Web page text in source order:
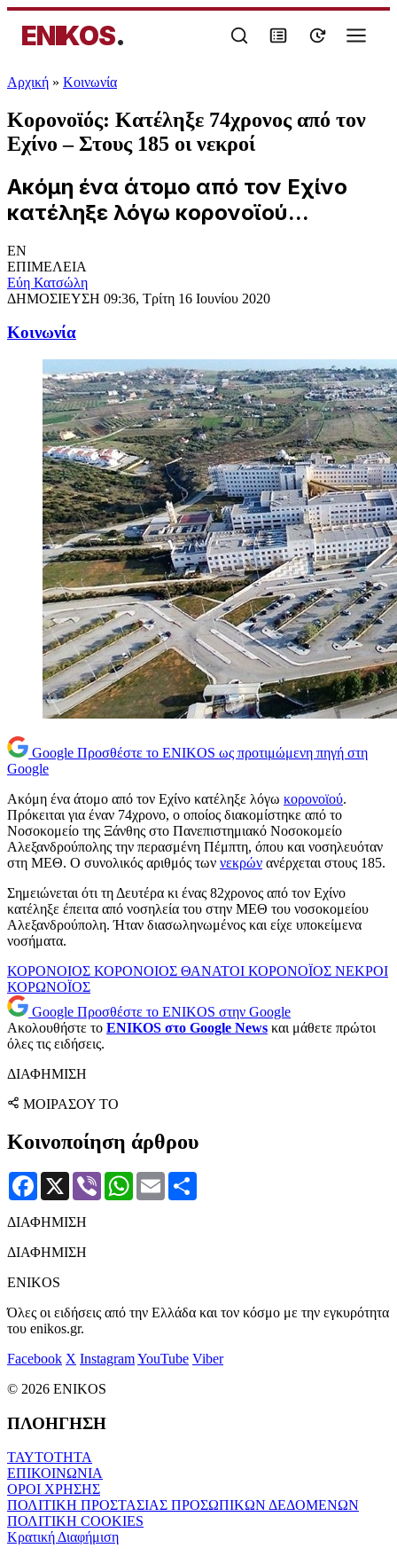
ENIKOS.
Αρχική » Κοινωνία
Κορονοϊός: Κατέληξε 74χρονος από τον
Εχίνο – Στους 185 οι νεκροί
Ακόμη ένα άτομο από τον Εχίνο
κατέληξε λόγω κορονοϊού...
EN
ΕΠΙΜΕΛΕΙΑ
Εύη Κατσώλη
ΔΗΜΟΣΙΕΥΣΗ 09:36, Τρίτη 16 Ιουνίου 2020
Κοινωνία
Google Προσθέστε το ENIKOS ως προτιμώμενη πηγή στη
Google
Ακόμη ένα άτομο από τον Εχίνο κατέληξε λόγω κορονοϊού.
Πρόκειται για έναν 74χρονο, ο οποίος διακομίστηκε από το
Νοσοκομείο της Ξάνθης στο Πανεπιστημιακό Νοσοκομείο
Αλεξανδρούπολης την περασμένη Πέμπτη, όπου και νοσηλευόταν
στη ΜΕΘ. Ο συνολικός αριθμός των νεκρών ανέρχεται στους 185.
Σημειώνεται ότι τη Δευτέρα κι ένας 82χρονος από τον Εχίνο
κατέληξε έπειτα από νοσηλεία του στην ΜΕΘ του νοσοκομείου
Αλεξανδρούπολη. Ήταν διασωληνωμένος και είχε υποκείμενα
νοσήματα.
ΚΟΡΟΝΟΙΟΣ ΚΟΡΟΝΟΙΟΣ ΘΑΝΑΤΟΙ ΚΟΡΟΝΟΪΟΣ ΝΕΚΡΟΙ
ΚΟΡΩΝΟΪΟΣ
Google Προσθέστε το ENIKOS στην Google
Ακολουθήστε το ENIKOS στο Google News και μάθετε πρώτοι
όλες τις ειδήσεις.
ΔΙΑΦΗΜΙΣΗ
ΜΟΙΡΑΣΟΥ ΤΟ
Κοινοποίηση άρθρου
Facebook
X Viber WhatsApp
Email
ΔΙΑΦΗΜΙΣΗ
ΔΙΑΦΗΜΙΣΗ
ENIKOS
Όλες οι ειδήσεις από την Ελλάδα και τον κόσμο με την εγκυρότητα
του enikos.gr.
Facebook X InstagramYouTube Viber
© 2026 ENIKOS
ΠΛΟΗΓΗΣΗ
ΤΑΥΤΟΤΗΤΑ
ΕΠΙΚΟΙΝΩΝΙΑ
ΟΡΟΙ ΧΡΗΣΗΣ
ΠΟΛΙΤΙΚΗ ΠΡΟΣΤΑΣΙΑΣ ΠΡΟΣΩΠΙΚΩΝ ΔΕΔΟΜΕΝΩΝ
ΠΟΛΙΤΙΚΗ COOKIES
Κρατική Διαφήμιση